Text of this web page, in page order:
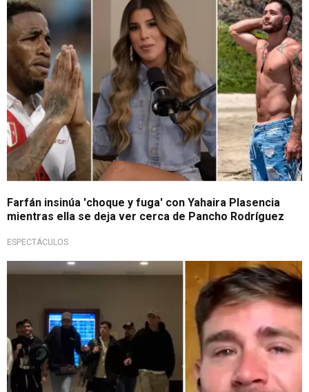
Farfán insinúa 'choque y fuga' con Yahaira Plasencia
mientras ella se deja ver cerca de Pancho Rodríguez
ESPECTÁCULOS
¿Apoyan a su compañero?